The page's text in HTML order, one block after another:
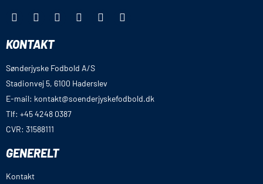
KONTAKT
Sønderjyske Fodbold A/S
Stadionvej 5, 6100 Haderslev
E-mail: kontakt@soenderjyskefodbold.dk
Tlf: +45 4248 0387
CVR: 31588111
GENERELT
Kontakt